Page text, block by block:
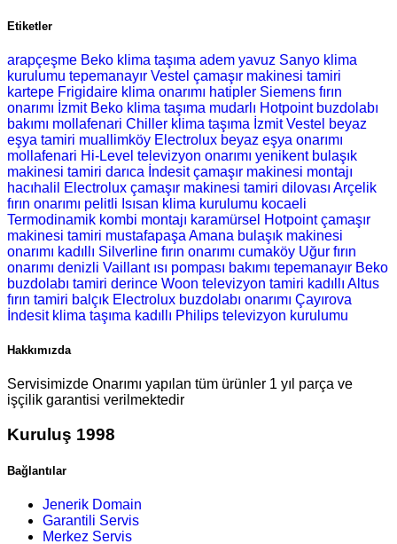
Etiketler
arapçeşme Beko klima taşıma adem yavuz Sanyo klima
kurulumu tepemanayır Vestel çamaşır makinesi tamiri
kartepe Frigidaire klima onarımı hatipler Siemens fırın
onarımı İzmit Beko klima taşıma mudarlı Hotpoint buzdolabı
bakımı mollafenari Chiller klima taşıma İzmit Vestel beyaz
eşya tamiri muallimköy Electrolux beyaz eşya onarımı
mollafenari Hi-Level televizyon onarımı yenikent bulaşık
makinesi tamiri darıca İndesit çamaşır makinesi montajı
hacıhalil Electrolux çamaşır makinesi tamiri dilovası Arçelik
fırın onarımı pelitli Isısan klima kurulumu kocaeli
Termodinamik kombi montajı karamürsel Hotpoint çamaşır
makinesi tamiri mustafapaşa Amana bulaşık makinesi
onarımı kadıllı Silverline fırın onarımı cumaköy Uğur fırın
onarımı denizli Vaillant ısı pompası bakımı tepemanayır Beko
buzdolabı tamiri derince Woon televizyon tamiri kadıllı Altus
fırın tamiri balçık Electrolux buzdolabı onarımı Çayırova
İndesit klima taşıma kadıllı Philips televizyon kurulumu
Hakkımızda
Servisimizde Onarımı yapılan tüm ürünler 1 yıl parça ve
işçilik garantisi verilmektedir
Kuruluş 1998
Bağlantılar
Jenerik Domain
Garantili Servis
Merkez Servis